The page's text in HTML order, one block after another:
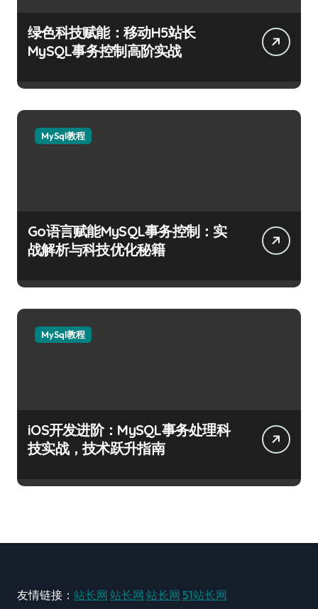
绿色科技赋能：移动H5站长
MySQL事务控制高阶实战
MySql教程
Go语言赋能MySQL事务控制：实
战解析与科技优化秘籍
MySql教程
iOS开发进阶：MySQL事务处理科
技实战，技术跃升指南
友情链接： 站长网 站长网 站长网 51站长网